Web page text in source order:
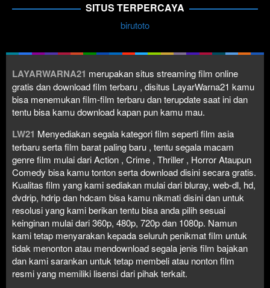
SITUS TERPERCAYA
birutoto
LAYARWARNA21 merupakan situs streaming film online
gratis dan download film terbaru , disitus LayarWarna21 kamu
bisa menemukan film-film terbaru dan terupdate saat ini dan
tentu bisa kamu download kapan pun kamu mau.
LW21 Menyediakan segala kategori film seperti film asia
terbaru serta film barat paling baru , tentu segala macam
genre film mulai dari Action , Crime , Thriller , Horror Ataupun
Comedy bisa kamu tonton serta download disini secara gratis.
Kualitas film yang kami sediakan mulai dari bluray, web-dl, hd,
dvdrip, hdrip dan hdcam bisa kamu nikmati disini dan untuk
resolusi yang kami berikan tentu bisa anda pilih sesuai
keinginan mulai dari 360p, 480p, 720p dan 1080p. Namun
kami tetap menyarakan kepada seluruh penikmat film untuk
tidak menonton atau mendownload segala jenis film bajakan
dan kami sarankan untuk tetap membeli atau nonton film
resmi yang memiliki lisensi dari pihak terkait.